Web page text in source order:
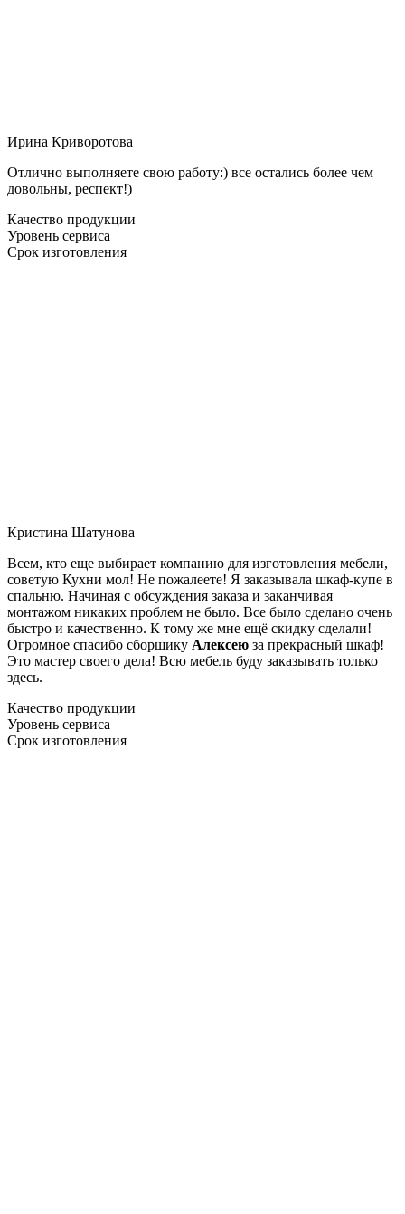
Ирина Криворотова
Отлично выполняете свою работу:) все остались более чем
довольны, респект!)
Качество продукции
Уровень сервиса
Срок изготовления
Кристина Шатунова
Всем, кто еще выбирает компанию для изготовления мебели,
советую Кухни мол! Не пожалеете! Я заказывала шкаф-купе в
спальню. Начиная с обсуждения заказа и заканчивая
монтажом никаких проблем не было. Все было сделано очень
быстро и качественно. К тому же мне ещё скидку сделали!
Огромное спасибо сборщику Алексею за прекрасный шкаф!
Это мастер своего дела! Всю мебель буду заказывать только
здесь.
Качество продукции
Уровень сервиса
Срок изготовления